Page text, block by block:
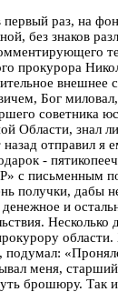
первый раз, на
без знаков
прокурора
внешнее
Бог миловал,
советника
Области, знал
отправил я
-
с письменным
получки, дабы
денежное и
Несколько
меня,
брошюру. Так